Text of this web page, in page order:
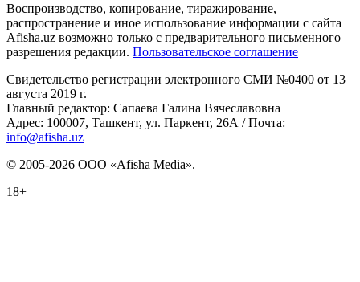
Воспроизводство, копирование, тиражирование,
распространение и иное использование информации с сайта
Afisha.uz возможно только с предварительного письменного
разрешения редакции. Пользовательское соглашение
Свидетельство регистрации электронного СМИ №0400 от 13
августа 2019 г.
Главный редактор: Сапаева Галина Вячеславовна
Адрес: 100007, Ташкент, ул. Паркент, 26А / Почта:
info@afisha.uz
© 2005-2026 ООО «Afisha Media».
18+